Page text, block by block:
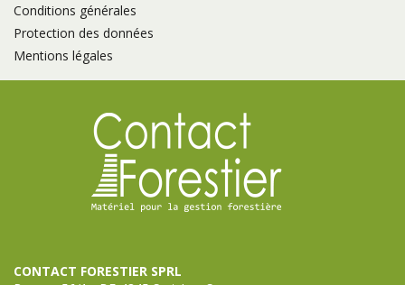
Conditions générales
Protection des données
Mentions légales
CONTACT FORESTIER SPRL